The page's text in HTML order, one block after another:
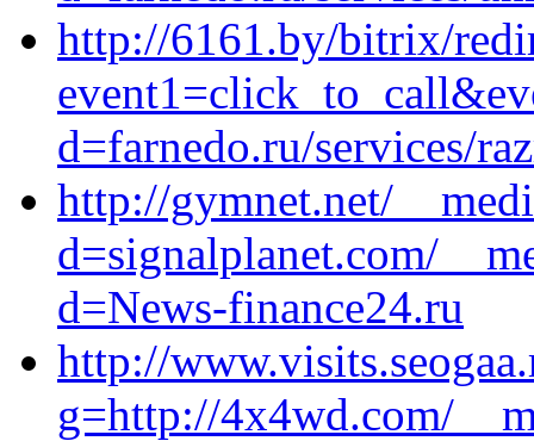
http://6161.by/bitrix/
d=farnedo.ru/services/
http://gymnet.net/
d=signalplanet.com/
d=News-finance24.ru
http://
g=http://4x4wd.com/